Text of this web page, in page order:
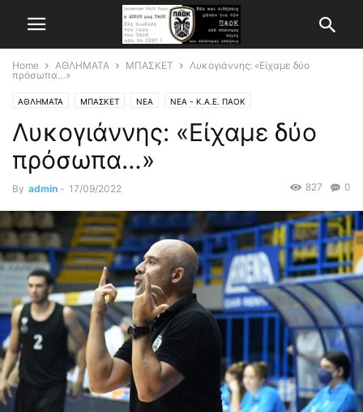
Home ΑΘΛΗΜΑΤΑ ΜΠΑΣΚΕΤ
Λυκογιάννης: «Είχαμε δύο
πρόσωπα…»
ΑΘΛΗΜΑΤΑ ΜΠΑΣΚΕΤ ΝΕΑ ΝΕΑ - Κ.Α.Ε. ΠΑΟΚ
Λυκογιάννης: «Είχαμε δύο
πρόσωπα…»
By admin - 17/09/2022 0
827